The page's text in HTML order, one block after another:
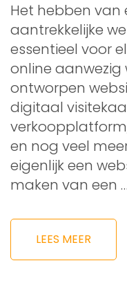
Het hebben van
aantrekkelijke
essentieel voor
online aanwezig
ontworpen
digitaal
en nog veel
eigenlijk een
maken van een …
LEES MEER